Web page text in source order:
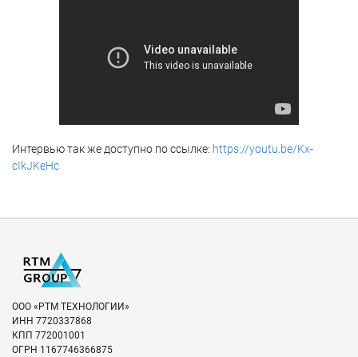
Интервью так же доступно по ссылке: https://youtu.be/Kx-
cIkJKeHc
ООО «РТМ ТЕХНОЛОГИИ»
ИНН 7720337868
КПП 772001001
ОГРН 1167746366875